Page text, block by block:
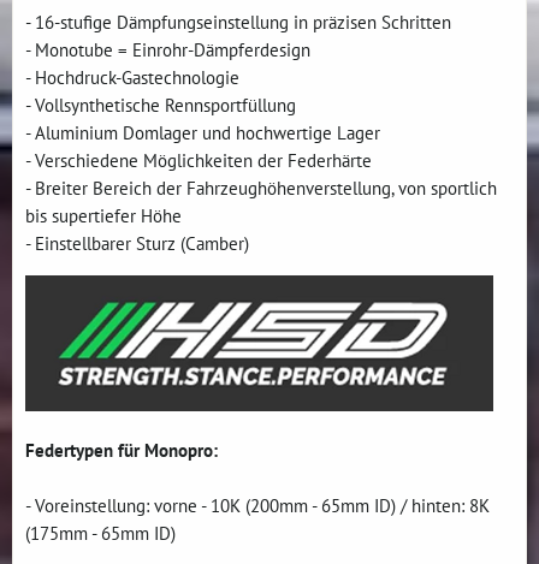
- 16-stufige Dämpfungseinstellung in präzisen Schritten
- Monotube = Einrohr-Dämpferdesign
- Hochdruck-Gastechnologie
- Vollsynthetische Rennsportfüllung
- Aluminium Domlager und hochwertige Lager
- Verschiedene Möglichkeiten der Federhärte
- Breiter Bereich der Fahrzeughöhenverstellung, von sportlich
bis supertiefer Höhe
- Einstellbarer Sturz (Camber)
Federtypen für Monopro:
- Voreinstellung: vorne - 10K (200mm - 65mm ID) / hinten: 8K
(175mm - 65mm ID)